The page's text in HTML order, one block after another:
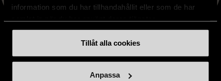
information som du har tillhandahållit eller som de har
Tillåt alla cookies
Anpassa
Stöd oss